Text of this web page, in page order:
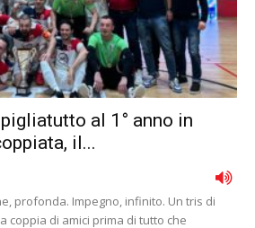
al 1° anno in
il...
profonda. Impegno, infinito. Un tris di
coppia di amici prima di tutto che